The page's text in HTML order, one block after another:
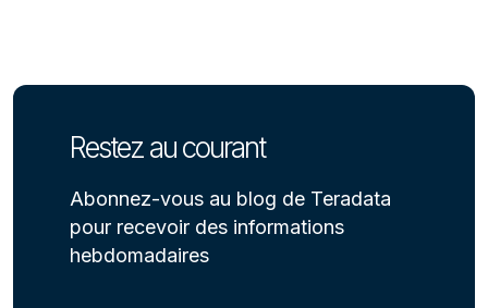
Restez au courant
Abonnez-vous au blog de Teradata
pour recevoir des informations
hebdomadaires